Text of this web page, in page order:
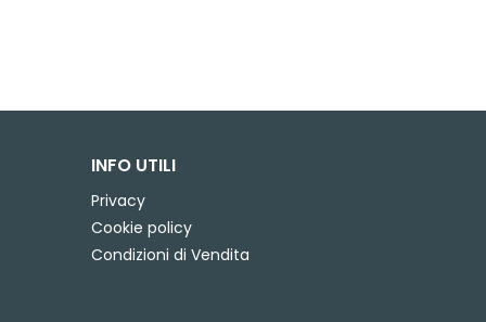
INFO UTILI
Privacy
Cookie policy
Condizioni di Vendita